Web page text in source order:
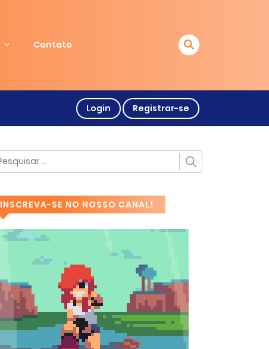
Contato
Login Registrar-se
INSCREVA-SE NO NOSSO CANAL!